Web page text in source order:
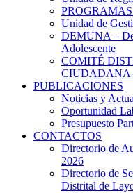
Unidad de
DEMUNA –
Adolescente
COMITÉ
CIUDADANA
PUBLICACIONES
Noticias y
Oportunidad
Presupuesto
CONTACTOS
Directorio de
2026
Directorio de
Distrital de